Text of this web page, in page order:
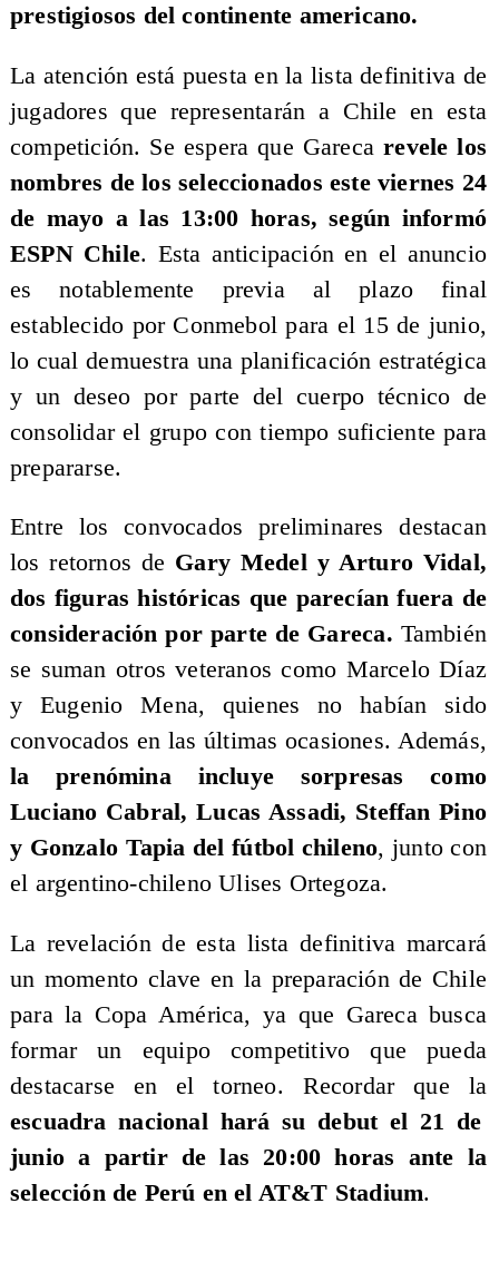
prestigiosos del continente americano.
La atención está puesta en la lista definitiva de
jugadores que representarán a Chile en esta
competición. Se espera que Garecarevele los
nombres de los seleccionados este viernes 24
de mayo a las 13:00 horas, según informó
ESPN Chile. Esta anticipación en el anuncio
es notablemente previa al plazo final
establecido por Conmebol para el 15 de junio,
lo cual demuestra una planificación estratégica
y un deseo por parte del cuerpo técnico de
consolidar el grupo con tiempo suficiente para
prepararse.
Entre los convocados preliminares destacan
los retornos de Gary Medel y Arturo Vidal,
dos figuras históricas que parecían fuera de
consideración por parte de Gareca. También
se suman otros veteranos como Marcelo Díaz
y Eugenio Mena, quienes no habían sido
convocados en las últimas ocasiones. Además,
la prenómina incluye sorpresas como
Luciano Cabral, Lucas Assadi, Steffan Pino
y Gonzalo Tapia del fútbol chileno, junto con
el argentino-chileno Ulises Ortegoza.
La revelación de esta lista definitiva marcará
un momento clave en la preparación de Chile
para la Copa América, ya que Gareca busca
formar un equipo competitivo que pueda
destacarse en el torneo. Recordar que la
escuadra nacional hará su debut el 21 de
junio a partir de las 20:00 horas ante la
selección de Perú en el AT&T Stadium.